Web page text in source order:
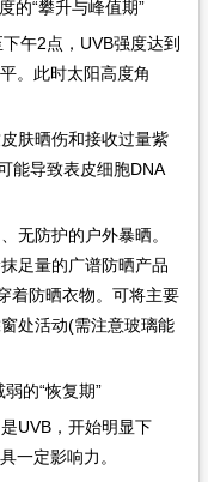
“攀升与峰值期”
午2点，UVB强度达到
。此时太阳高度角
肤晒伤和接收过量紫
能导致表皮细胞DNA
防护的户外暴晒。
足量的广谱防晒产品
着防晒衣物。可将主要
处活动(需注意玻璃能
的“恢复期”
UVB，开始明显下
一定影响力。